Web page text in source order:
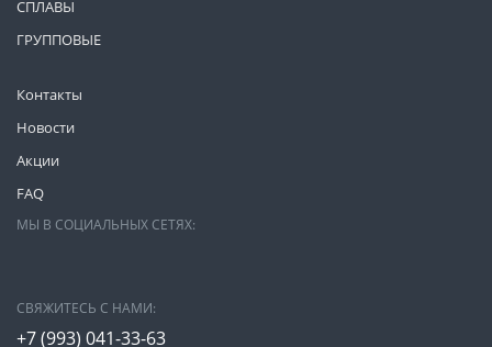
Контакты
Новости
Акции
FAQ
СПЛАВЫ
ГРУППОВЫЕ
МЫ В СОЦИАЛЬНЫХ СЕТЯХ:
СВЯЖИТЕСЬ С НАМИ:
+7 (993) 041-33-63